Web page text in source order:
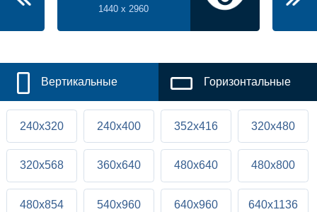
1440 x 2960
Вертикальные Горизонтальные
240x320 240x400 352x416 320x480
320x568 360x640 480x640 480x800
480x854 540x960 640x960 640x1136